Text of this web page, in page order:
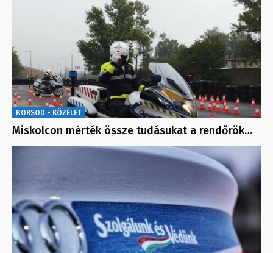
BORSOD - KÖZÉLET
Miskolcon mérték össze tudásukat a rendőrök…